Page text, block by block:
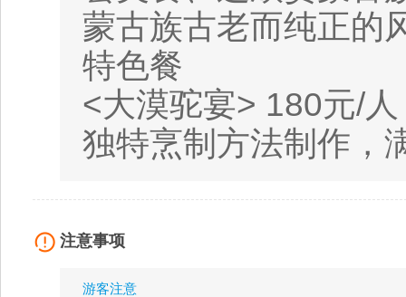
蒙古族古老而纯正的
特色餐
<大漠驼宴> 180元/
独特烹制方法制作，
注意事项
游客注意